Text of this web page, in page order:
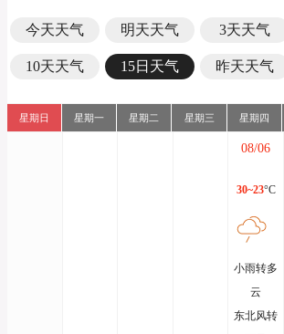
今天天气 明天天气 3天天气
10天天气 15日天气 昨天天气
星期日 星期一 星期二 星期三 星期四
08/06
30~23°C
小雨转多
云
东北风转